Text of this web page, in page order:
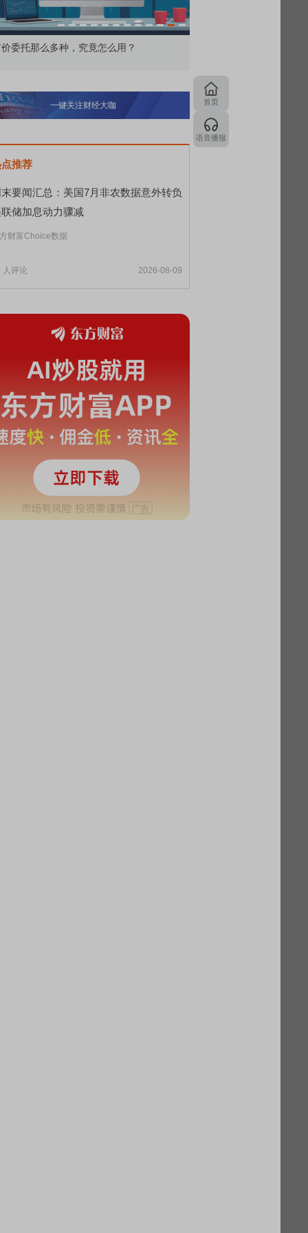
委托那么多种，究竟怎么用？
一键关注财经大咖
推荐
要闻汇总：美国7月非农数据意外转负
储加息动力骤减
财富Choice数据
人评论 2026-08-09
首页
语音播报